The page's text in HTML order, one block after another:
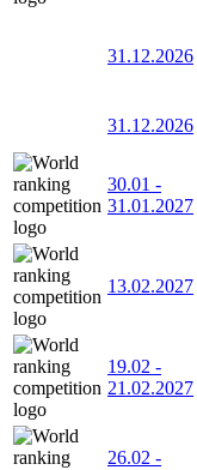
31.12.2026
31.12.2026
30.01 -
31.01.2027
13.02.2027
19.02 -
21.02.2027
26.02 -